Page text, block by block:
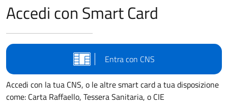
Accedi con Smart Card
Entra con CNS
Accedi con la tua CNS, o le altre smart card a tua disposizione
come: Carta Raffaello, Tessera Sanitaria, o CIE